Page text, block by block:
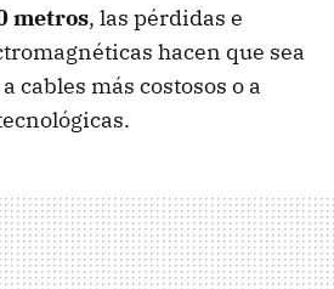
metros, las pérdidas e
hacen que sea
cables más costosos o a